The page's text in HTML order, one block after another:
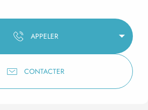
APPELER
CONTACTER